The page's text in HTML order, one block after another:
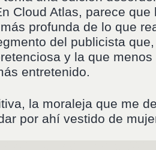
Cloud Atlas, parece
profunda de lo que
del publicista
y la que
entretenido.
la moraleja que me
por ahí vestido de